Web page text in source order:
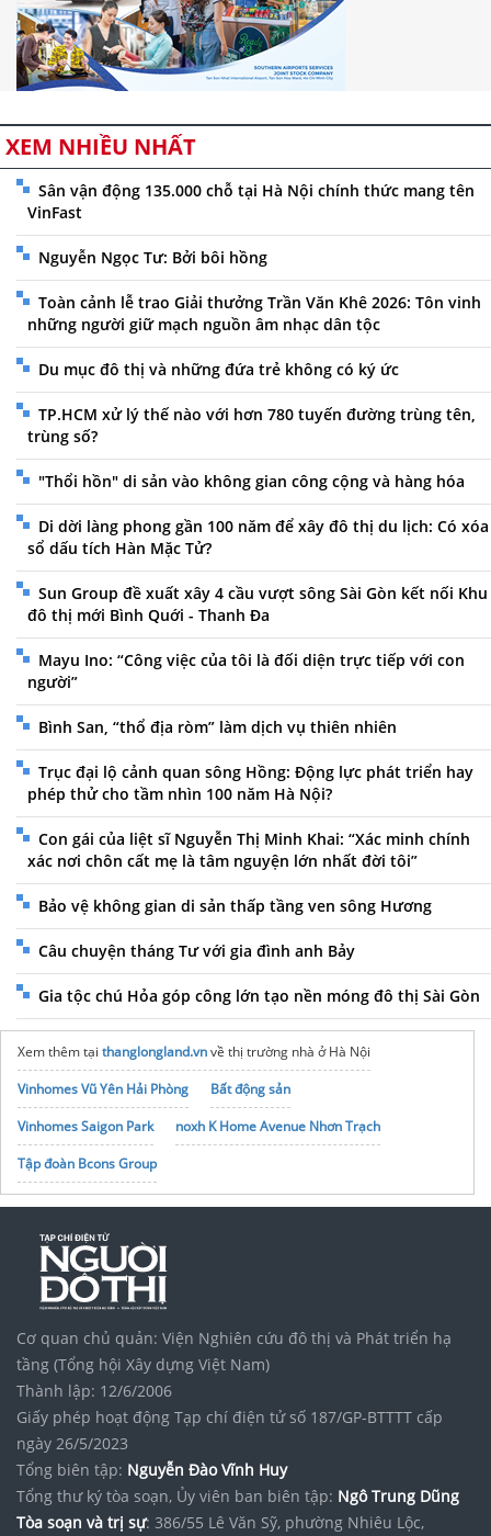
XEM NHIỀU NHẤT
Sân vận động 135.000 chỗ tại Hà Nội chính thức mang tên
VinFast
Nguyễn Ngọc Tư: Bởi bôi hồng
Toàn cảnh lễ trao Giải thưởng Trần Văn Khê 2026: Tôn vinh
những người giữ mạch nguồn âm nhạc dân tộc
Du mục đô thị và những đứa trẻ không có ký ức
TP.HCM xử lý thế nào với hơn 780 tuyến đường trùng tên,
trùng số?
"Thổi hồn" di sản vào không gian công cộng và hàng hóa
Di dời làng phong gần 100 năm để xây đô thị du lịch: Có xóa
sổ dấu tích Hàn Mặc Tử?
Sun Group đề xuất xây 4 cầu vượt sông Sài Gòn kết nối Khu
đô thị mới Bình Quới - Thanh Đa
Mayu Ino: “Công việc của tôi là đối diện trực tiếp với con
người”
Bình San, “thổ địa ròm” làm dịch vụ thiên nhiên
Trục đại lộ cảnh quan sông Hồng: Động lực phát triển hay
phép thử cho tầm nhìn 100 năm Hà Nội?
Con gái của liệt sĩ Nguyễn Thị Minh Khai: “Xác minh chính
xác nơi chôn cất mẹ là tâm nguyện lớn nhất đời tôi”
Bảo vệ không gian di sản thấp tầng ven sông Hương
Câu chuyện tháng Tư với gia đình anh Bảy
Gia tộc chú Hỏa góp công lớn tạo nền móng đô thị Sài Gòn
Xem thêm tại thanglongland.vnvề thị trường nhà ở Hà Nội
Vinhomes Vũ Yên Hải Phòng
Bất động sản
Vinhomes Saigon Park
noxh K Home Avenue Nhơn Trạch
Tập đoàn Bcons Group
Cơ quan chủ quản: Viện Nghiên cứu đô thị và Phát triển hạ
tầng (Tổng hội Xây dựng Việt Nam)
Thành lập: 12/6/2006
Giấy phép hoạt động Tạp chí điện tử số 187/GP-BTTTT cấp
ngày 26/5/2023
Tổng biên tập: Nguyễn Đào Vĩnh Huy
Tổng thư ký tòa soạn, Ủy viên ban biên tập: Ngô Trung Dũng
Tòa soạn và trị sự: 386/55 Lê Văn Sỹ, phường Nhiêu Lộc,